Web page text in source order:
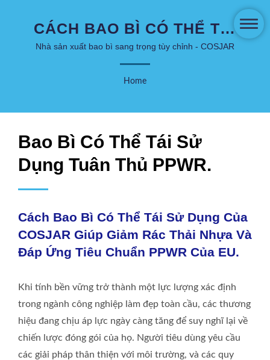
CÁCH BAO BÌ CÓ THỂ TÁI
SỬ DỤNG CỦA COSJAR
GIÚP GIẢM RÁC THẢI
CHUẨN PPWR CỦA EU. |
BAO BÌ CHĂM SÓC DA VÀ
MỸ PHẨM SÁNG TẠO -
COSJAR
Nhà sản xuất bao bì sang trọng tùy chỉnh - COSJAR
Home
Bao Bì Có Thể Tái Sử
Dụng Tuân Thủ PPWR.
Cách Bao Bì Có Thể Tái Sử Dụng Của
COSJAR Giúp Giảm Rác Thải Nhựa Và
Đáp Ứng Tiêu Chuẩn PPWR Của EU.
Khi tính bền vững trở thành một lực lượng xác định
trong ngành công nghiệp làm đẹp toàn cầu, các thương
hiệu đang chịu áp lực ngày càng tăng để suy nghĩ lại về
chiến lược đóng gói của họ. Người tiêu dùng yêu cầu
các giải pháp thân thiện với môi trường, và các quy